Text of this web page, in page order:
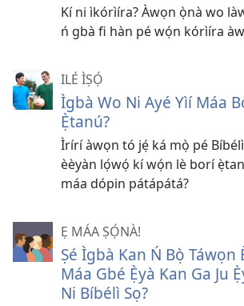
Kí ni ìkórìíra? Àwọn ọ̀nà wo
ń gbà fi hàn pé wọ́n kórìíra
ILÉ ÌṢỌ́
Ìgbà Wo Ni Ayé Yìí Máa
Ẹ̀tanú?
Ìrírí àwọn tó jẹ́ ká mọ̀ pé
èèyàn lọ́wọ́ kí wọ́n lè borí
máa dópin pátápátá?
Ẹ MÁA ṢỌ́NÀ!
Ṣé Ìgbà Kan Ń Bọ̀ Táwọn
Máa Gbé Ẹ̀yà Kan Ga Ju
Ni Bíbélì Sọ?